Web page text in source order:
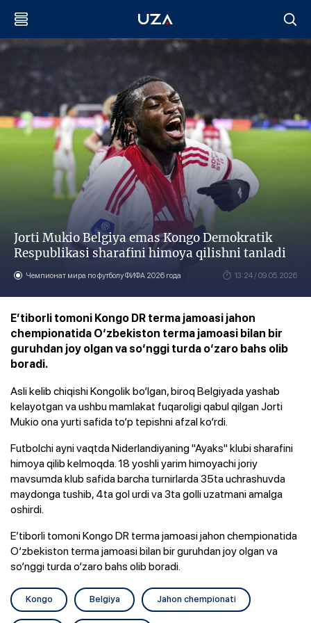
Jorti Mukio Belgiya emas Kongo Demokratik
Respublikasi sharafini himoya qilishni tanladi
Чемпионат мира по футболу ФИФА 2026 года 13:24 / 09.05.2026
E’tiborli tomoni Kongo DR terma jamoasi jahon
chempionatida O‘zbekiston terma jamoasi bilan bir
guruhdan joy olgan va so‘nggi turda o‘zaro bahs olib
boradi.
Asli kelib chiqishi Kongolik bo‘lgan, biroq Belgiyada yashab
kelayotgan va ushbu mamlakat fuqaroligi qabul qilgan Jorti
Mukio ona yurti safida to‘p tepishni afzal ko‘rdi.
Futbolchi ayni vaqtda Niderlandiyaning "Ayaks" klubi sharafini
himoya qilib kelmoqda. 18 yoshli yarim himoyachi joriy
mavsumda klub safida barcha turnirlarda 35ta uchrashuvda
maydonga tushib, 4ta gol urdi va 3ta golli uzatmani amalga
oshirdi.
E’tiborli tomoni Kongo DR terma jamoasi jahon chempionatida
O‘zbekiston terma jamoasi bilan bir guruhdan joy olgan va
so‘nggi turda o‘zaro bahs olib boradi.
Kongo Belgiya Jahon chempionati